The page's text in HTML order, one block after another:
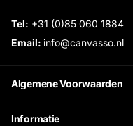
Algemene Voorwaarden
Informatie
Tel: +31 (0)85 060 1884
Email: info@canvasso.nl